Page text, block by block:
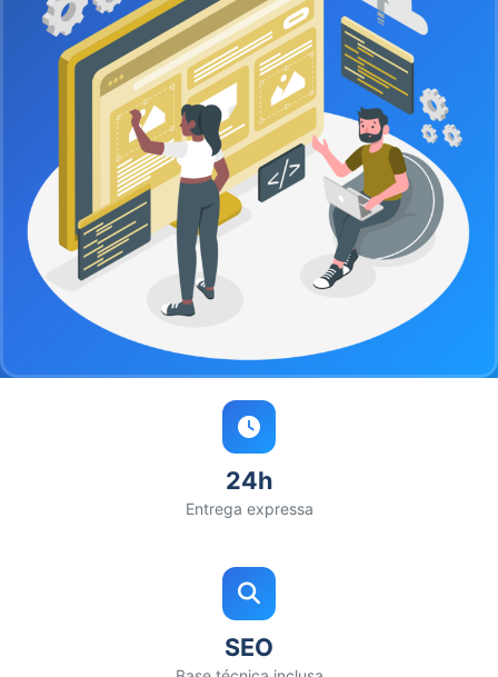
24h
Entrega expressa
SEO